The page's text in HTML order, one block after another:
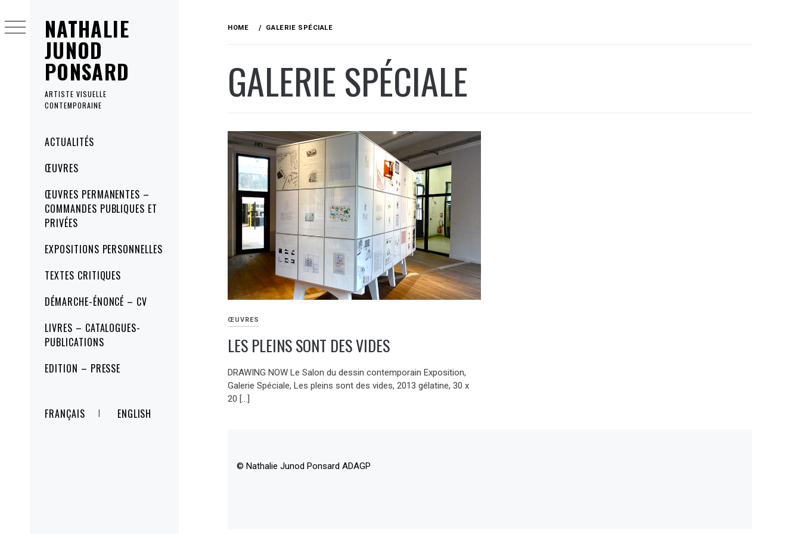
NATHALIE
JUNOD
PONSARD
ARTISTE VISUELLE
CONTEMPORAINE
MenuACTUALITÉS
ŒUVRES
ŒUVRES PERMANENTES –
COMMANDES PUBLIQUES ET
PRIVÉES
EXPOSITIONS PERSONNELLES
TEXTES CRITIQUES
DÉMARCHE-ÉNONCÉ – CV
LIVRES – CATALOGUES-
PUBLICATIONS
EDITION – PRESSE
FRANÇAIS ENGLISH
to
content
HOME GALERIE SPÉCIALE
GALERIE SPÉCIALE
ŒUVRES
LES PLEINS SONT DES VIDES
DRAWING NOW Le Salon du dessin contemporain Exposition,
Galerie Spéciale, Les pleins sont des vides, 2013 gélatine, 30 x
20 […]
© Nathalie Junod Ponsard ADAGP